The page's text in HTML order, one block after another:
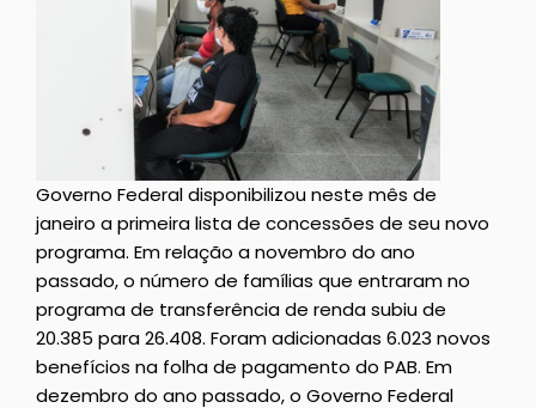
Governo Federal disponibilizou neste mês de
janeiro a primeira lista de concessões de seu novo
programa. Em relação a novembro do ano
passado, o número de famílias que entraram no
programa de transferência de renda subiu de
20.385 para 26.408. Foram adicionadas 6.023 novos
benefícios na folha de pagamento do PAB. Em
dezembro do ano passado, o Governo Federal